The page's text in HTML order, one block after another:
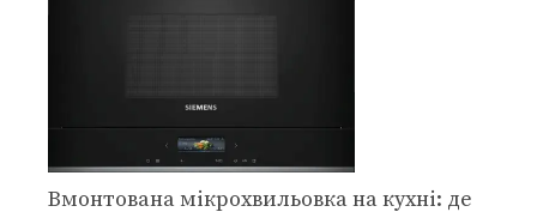
Вмонтована мікрохвильовка на кухні: де